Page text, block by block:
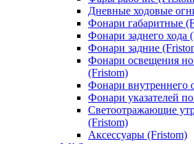
Дневные ходовые
Фонари габаритные
Фонари заднего хода
Фонари задние
Фонари освещения
(Fristom)
Фонари внутреннего
Фонари указателей
Светоотражающие
(Fristom)
Аксессуары (Fristom)